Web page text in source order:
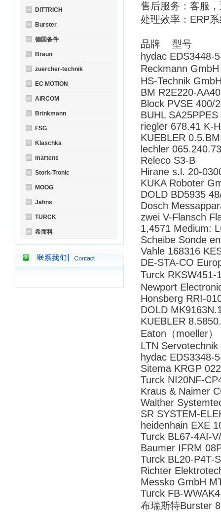
DITTRICH
Burster
德国备件
Braun
zuercher-technik
EC MOTION
AIRCOM
Brinkmann
FSG
Klaschka
martens
Stork-Tronic
MOOG
Jahns
TURCK
希而科
售后服务：客服
处理效率：ERP
品牌 型号
hydac EDS3448-
Reckmann
HS-Technik
BM R2E220-
Block PVSE 400/
BUHL
riegler 678.41 K-
KUEBLER
lechler
Releco S3-B
Hirane s.l. 20-
KUKA Roboter
DOLD BD5935
Dosch
zwei V-Flansch
1,4571 Medium:
Scheibe Sonde
Vahle 168316
DE-STA-CO
Turck
Newport
Honsberg RRI-
DOLD
KUEBLER
Eaton（moeller
LTN
hydac EDS3348-
Sitema KRGP
Turck NI20NF-
Kraus & Naimer
Walther
SR SYSTEM-
heidenhain EXE
Turck BL67-4AI-
Baumer IFRM
Turck BL20-P4T-
Richter
Messko GmbH
Turck FB-
布瑞斯特Burster